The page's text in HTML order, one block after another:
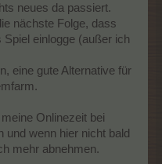
neues da passiert.
nächste Folge, dass
einlogge (außer ich
eine gute Alternative für
Onlinezeit bei
und wenn hier nicht bald
mehr abnehmen.